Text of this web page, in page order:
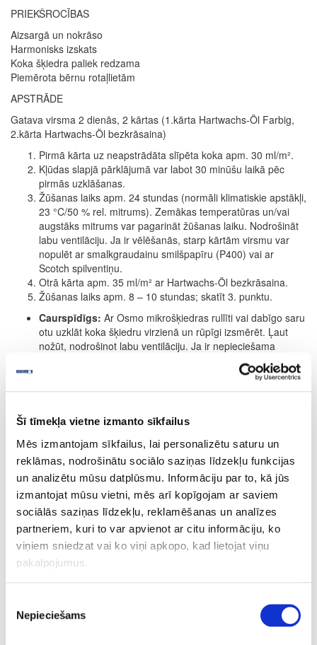
Šī tīmekļa vietne izmanto sīkfailus
Mēs izmantojam sīkfailus, lai personalizētu saturu un
reklāmas, nodrošinātu sociālo saziņas līdzekļu funkcijas
un analizētu mūsu datplūsmu. Informāciju par to, kā jūs
izmantojat mūsu vietni, mēs arī kopīgojam ar saviem
sociālās saziņas līdzekļu, reklamēšanas un analīzes
partneriem, kuri to var apvienot ar citu informāciju, ko
viņiem sniedzat vai ko viņi apkopo, kad lietojat viņu
pakalpojumus.
izvēle
Nepieciešams
PRIEKŠROCĪBAS
Aizsargā un nokrāso
Harmonisks izskats
Koka šķiedra paliek redzama
Piemērota bērnu rotaļlietām
APSTRĀDE
Gatava virsma 2 dienās, 2 kārtas (1.kārta Hartwachs-Öl Farbig,
2.kārta Hartwachs-Öl bezkrāsaina)
Pirmā kārta uz neapstrādāta slīpēta koka apm. 30 ml/m².
Kļūdas slapjā pārklājumā var labot 30 minūšu laikā pēc
pirmās uzklāšanas.
Žūšanas laiks apm. 24 stundas (normāli klimatiskie apstākļi,
23 °C/50 % rel. mitrums). Zemākas temperatūras un/vai
augstāks mitrums var pagarināt žūšanas laiku. Nodrošināt
labu ventilāciju. Ja ir vēlēšanās, starp kārtām virsmu var
nopulēt ar smalkgraudainu smilšpapīru (P400) vai ar
Scotch spilventiņu.
Otrā kārta apm. 35 ml/m² ar Hartwachs-Öl bezkrāsaina.
Žūšanas laiks apm. 8 – 10 stundas; skatīt 3. punktu.
Caurspīdīgs: Ar Osmo mikrošķiedras rullīti vai dabīgo saru
otu uzklāt koka šķiedru virzienā un rūpīgi izsmērēt. Ļaut
nožūt, nodrošinot labu ventilāciju. Ja ir nepieciešama
stiprāka toņa intensitāte, procesu atkārtot (maksimums 2
Nedaudz tonēts beices efekts:20 minūšu laika pēc
Ļaut nožūt, nodrošinot labu ventilāciju.
Intensīvi tonēts:
Decorwachs.
ŽŪŠANAS LAIKS
Apm. 24 stundas (normāli klimatiskie apstākļi, 23 °C/ 50 % rel.
mitrums). Zemākas temperatūras un/ vai augstāks gaisa mitrums
var paildzināt žūšanas laiku. Žūšanas laikā nodrošināt labu
ventilāciju. Pēc 2-3 nedēļām, virsma ir pilnībā sacietējusi.
PATĒRIŅŠ
1 litrs nosedz apm. 30 m² ar vienu kārtu.
informācija attiecas uz gludām un ēvelētām/zāģētām virsmām.
Citas virsmas var novest pie mazākas segtspējas.